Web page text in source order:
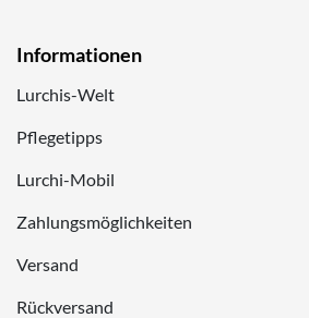
Informationen
Lurchis-Welt
Pflegetipps
Lurchi-Mobil
Zahlungsmöglichkeiten
Versand
Rückversand